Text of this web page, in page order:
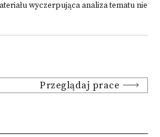
wyczerpująca analiza tematu nie
Przeglądaj prace